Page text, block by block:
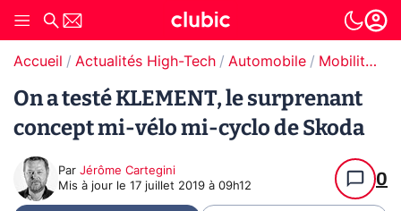
Accueil Actualités High-Tech Automobile Mobilité urbaine électrique
On a testé KLEMENT, le surprenant
concept mi-vélo mi-cyclo de Skoda
Par Jérôme Cartegini
Mis à jour le 17 juillet 2019 à 09h12 0